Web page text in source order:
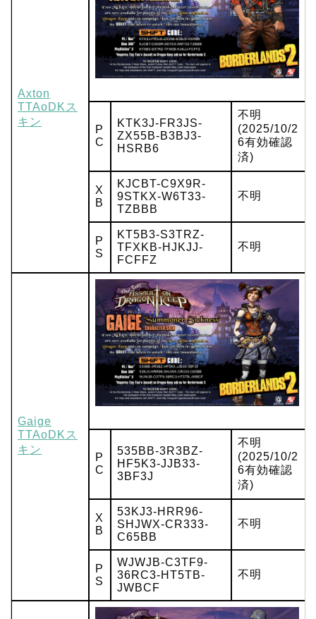
Axton
TTAoDKス
キン
P
C
KTK3J-FR3JS-
ZX55B-B3BJ3-
HSRB6
不明
(2025/10/2
6有効確認
済)
X
B
KJCBT-C9X9R-
9STKX-W6T33-
TZBBB
不明
P
S
KT5B3-S3TRZ-
TFXKB-HJKJJ-
FCFFZ
不明
Gaige
TTAoDKス
キン
P
C
535BB-3R3BZ-
HF5K3-JJB33-
3BF3J
不明
(2025/10/2
6有効確認
済)
X
B
53KJ3-HRR96-
SHJWX-CR333-
C65BB
不明
P
S
WJWJB-C3TF9-
36RC3-HT5TB-
JWBCF
不明